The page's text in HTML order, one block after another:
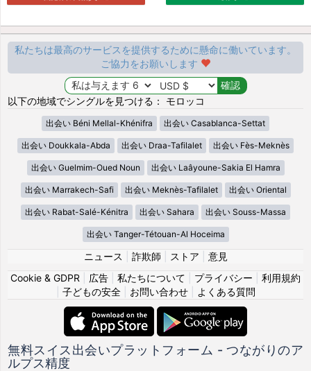
私たちは最高のサービスを提供するために懸命に働いています。
ご協力をお願いします
以下の地域でシングルを見つける： モロッコ
出会い Béni Mellal-Khénifra 出会い Casablanca-Settat
出会い Doukkala-Abda 出会い Draa-Tafilalet 出会い Fès-Meknès
出会い Guelmim-Oued Noun 出会い Laâyoune-Sakia El Hamra
出会い Marrakech-Safi 出会い Meknès-Tafilalet 出会い Oriental
出会い Rabat-Salé-Kénitra 出会い Sahara 出会い Souss-Massa
出会い Tanger-Tétouan-Al Hoceima
ニュース 詐欺師 ストア
意見
Cookie & GDPR
広告 私たちについて プライバシー
利用規約
子どもの安全| お問い合わせ| よくある質問
無料スイス出会いプラットフォーム - つながりのア
ルプス精度